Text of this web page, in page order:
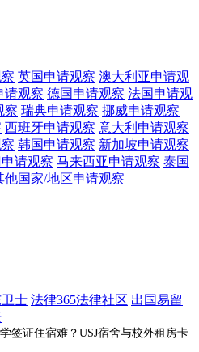
英国申请观察 澳大利亚申请观
请观察 德国申请观察 法国申请观
察 瑞典申请观察 挪威申请观察
西班牙申请观察 意大利 申请观察
韩国申请观察 新加坡申请观察
申请观察 马来西亚申请观察 泰国
他国家/地区申请观察
士 法律365法律社区 出国易留
签证住宿难？USJ宿舍与校外租房卡